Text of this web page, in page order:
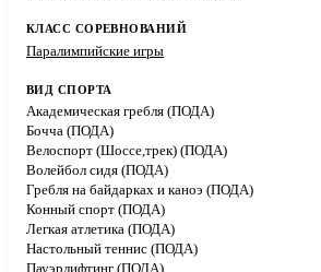
Паралимпийские игры
Академическая гребля (ПОДА)
Бочча (ПОДА)
Велоспорт (Шоссе,трек) (ПОДА)
Волейбол сидя (ПОДА)
Гребля на байдарках и каноэ (ПОДА)
Конный спорт (ПОДА)
Легкая атлетика (ПОДА)
Настольный теннис (ПОДА)
Пауэрлифтинг (ПОДА)